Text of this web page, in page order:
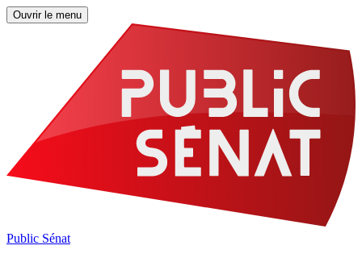
Ouvrir le menu
Public Sénat